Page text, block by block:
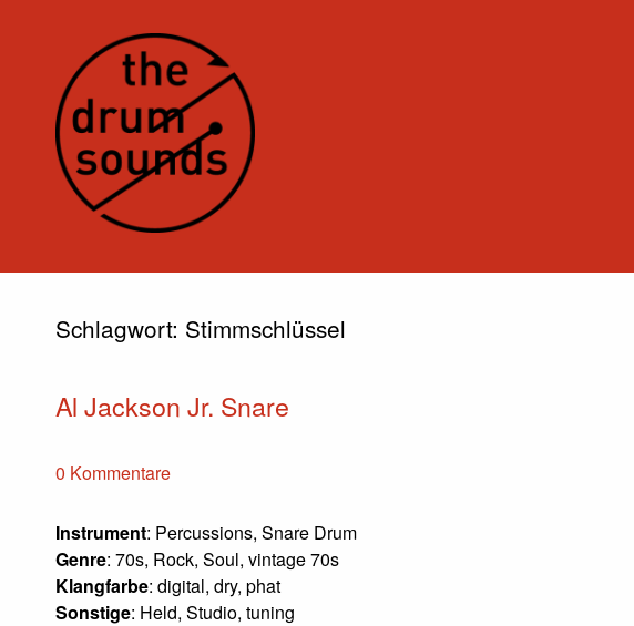
Schlagwort: Stimmschlüssel
Al Jackson Jr. Snare
0 Kommentare
Instrument: Percussions, Snare Drum
Genre: 70s, Rock, Soul, vintage 70s
Klangfarbe: digital, dry, phat
Sonstige: Held, Studio, tuning